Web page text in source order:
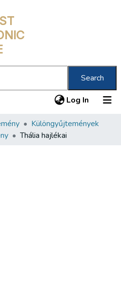
Search
Log In (current)
Különgyűjtemények
Thália hajlékai